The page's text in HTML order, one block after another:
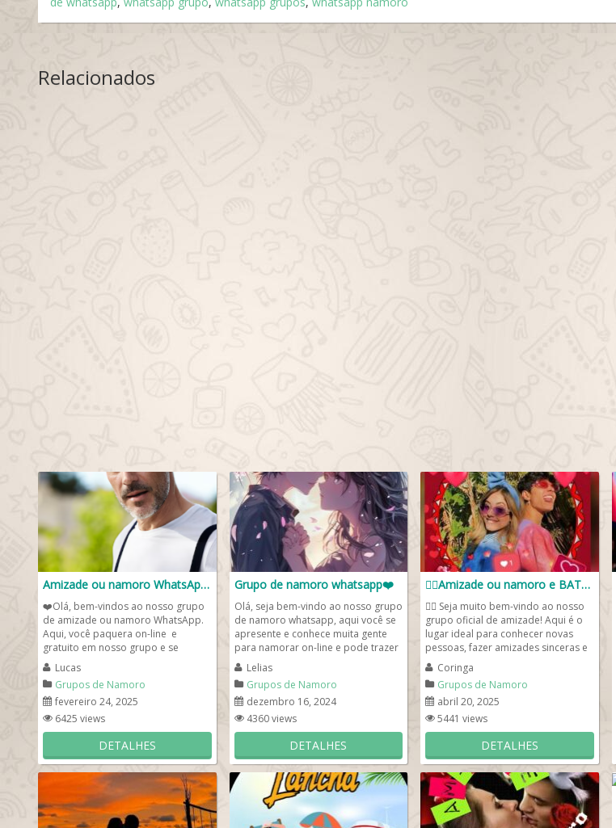
Relacionados
Amizade ou namoro WhatsApp❤️
❤️Olá, bem-vindos ao nosso grupo
de amizade ou namoro WhatsApp.
Aqui, você paquera on-line e
gratuito em nosso grupo e se
apresenta para ficar por...
Lucas
Grupos de Namoro
fevereiro 24, 2025
6425 views
DETALHES
Grupo de namoro whatsapp❤️
Olá, seja bem-vindo ao nosso grupo
de namoro whatsapp, aqui você se
apresente e conhece muita gente
para namorar on-line e pode trazer
seus amigos solteiros...
Lelias
Grupos de Namoro
dezembro 16, 2024
4360 views
DETALHES
❤️‍🔥Amizade ou namoro e BATE PAPO💬
❤️‍🔥 Seja muito bem-vindo ao nosso
grupo oficial de amizade! Aqui é o
lugar ideal para conhecer novas
pessoas, fazer amizades sinceras e
trocar boas...
Coringa
Grupos de Namoro
abril 20, 2025
5441 views
DETALHES